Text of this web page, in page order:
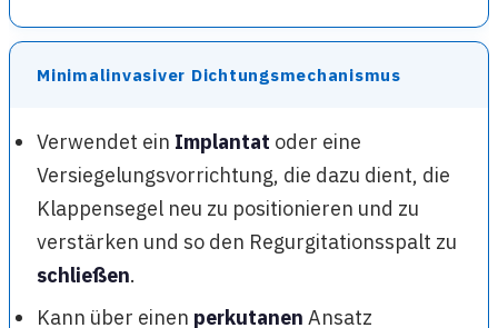
Minimalinvasiver Dichtungsmechanismus
Verwendet ein Implantat oder eine
Versiegelungsvorrichtung, die dazu dient, die
Klappensegel neu zu positionieren und zu
verstärken und so den Regurgitationsspalt zu
schließen.
Kann über einen perkutanen Ansatz